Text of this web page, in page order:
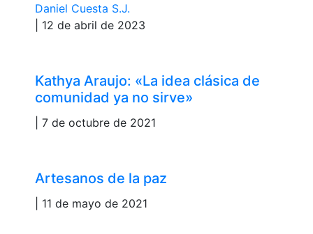
Daniel Cuesta S.J.
| 12 de abril de 2023
Kathya Araujo: «La idea clásica de
comunidad ya no sirve»
| 7 de octubre de 2021
Artesanos de la paz
| 11 de mayo de 2021